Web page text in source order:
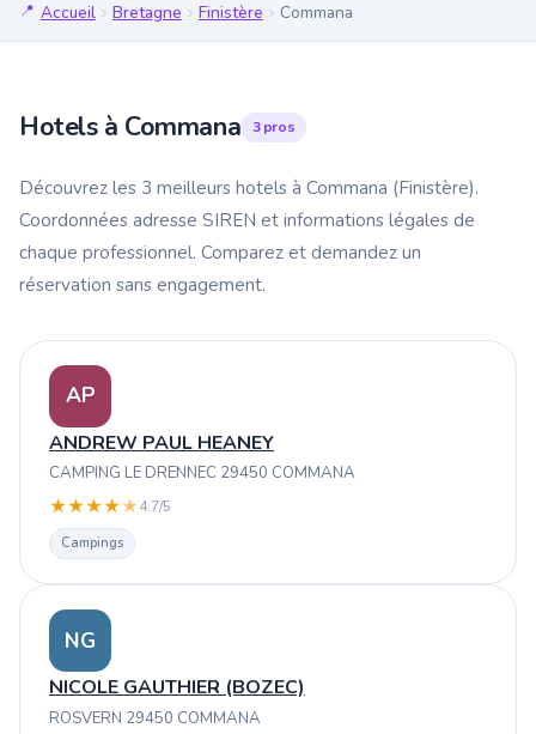
Accueil Bretagne Finistère Commana
Hotels à Commana 3 pros
Découvrez les 3 meilleurs hotels à Commana (Finistère).
Coordonnées adresse SIREN et informations légales de
chaque professionnel. Comparez et demandez un
réservation sans engagement.
AP
ANDREW PAUL HEANEY
CAMPING LE DRENNEC 29450 COMMANA
★★★★★4.7/5
Campings
NG
NICOLE GAUTHIER (BOZEC)
ROSVERN 29450 COMMANA